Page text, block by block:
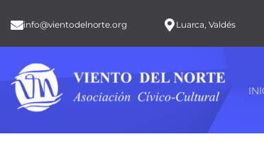
info@vientodelnorte.org Luarca, Valdés